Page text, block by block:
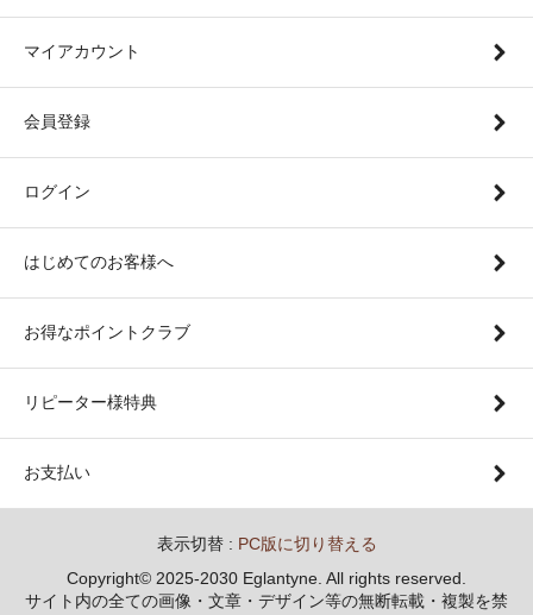
マイアカウント
会員登録
ログイン
はじめてのお客様へ
お得なポイントクラブ
リピーター様特典
お支払い
表示切替 : PC版に切り替える
Copyright© 2025-2030 Eglantyne. All rights reserved.
サイト内の全ての画像・文章・デザイン等の無断転載・複製を禁